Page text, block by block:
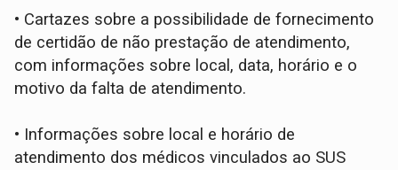
• Cartazes sobre a possibilidade de fornecimento
de certidão de não prestação de atendimento,
com informações sobre local, data, horário e o
motivo da falta de atendimento.
• Informações sobre local e horário de
atendimento dos médicos vinculados ao SUS